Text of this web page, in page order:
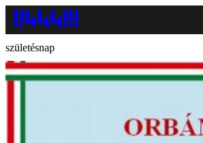
születésnap